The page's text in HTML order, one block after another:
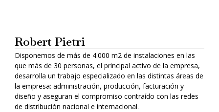
Robert Pietri
Disponemos de más de 4.000 m2 de instalaciones en las
que más de 30 personas, el principal activo de la empresa,
desarrolla un trabajo especializado en las distintas áreas de
la empresa: administración, producción, facturación y
diseño y aseguran el compromiso contraído con las redes
de distribución nacional e internacional.